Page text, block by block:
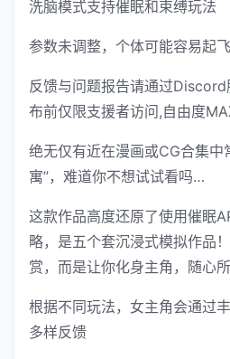
洗脑模式支持催眠和束缚玩法
参数未调整，个体可能容易起飞
反馈与问题报告请通过
布前仅限支援者访问,自由度
绝无仅有近在漫画或CG合集中
寓”，难道你不想试试看吗…
这款作品高度还原了使用催眠
略，是五个套沉浸式模拟作品
赏，而是让你化身主角，随心
根据不同玩法，女主角会通过
多样反馈